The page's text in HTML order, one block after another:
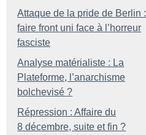
Attaque de la pride de Berlin :
faire front uni face à l’horreur
fasciste
Analyse matérialiste : La
Plateforme, l’anarchisme
bolchevisé ?
Répression : Affaire du
8 décembre, suite et fin ?